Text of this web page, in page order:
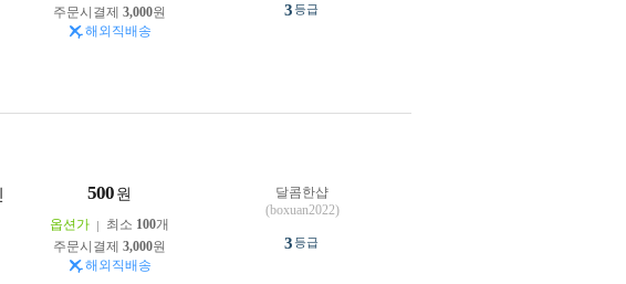
주문시결제 3,000원
해외직배송
3등급
500 원
옵션가 최소 100개
주문시결제 3,000원
해외직배송
달콤한샵
(boxuan2022)
3등급